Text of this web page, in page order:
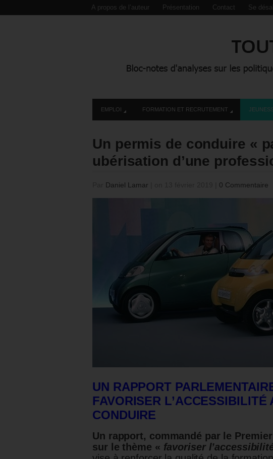
A propos de l’auteur Présentation Contact Se
EMPLOI FORMATION ET RECRUTEMENT
Un permis de conduire «
ubérisation d’une
Daniel Lamar 0 Commentaire
UN RAPPORT
FAVORISER L’ACCESSIBILITÉ
CONDUIRE
Un rapport, commandé par le
sur le thème « favoriser